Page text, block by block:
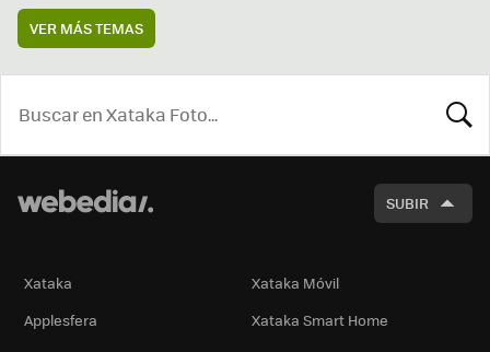
VER MÁS TEMAS
SUBIR
Xataka
Xataka Móvil
Applesfera
Xataka Smart Home